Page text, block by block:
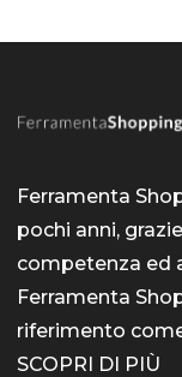
Ferramenta
pochi anni,
competenza ed
Ferramenta
riferimento
SCOPRI DI PIÙ